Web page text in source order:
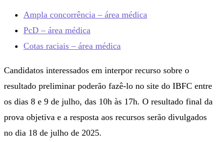
Ampla concorrência – área médica
PcD – área médica
Cotas raciais – área médica
Candidatos interessados em interpor recurso sobre o
resultado preliminar poderão fazê-lo no site do IBFC entre
os dias 8 e 9 de julho, das 10h às 17h. O resultado final da
prova objetiva e a resposta aos recursos serão divulgados
no dia 18 de julho de 2025.